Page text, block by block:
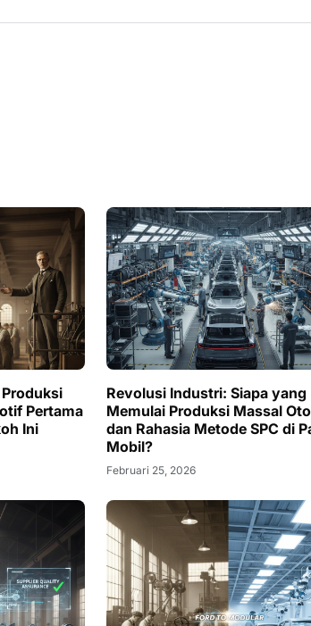
Pertama
Ini
Revolusi Industri: Siapa yang
Memulai Produksi Massal
dan Rahasia Metode SPC di
Mobil?
Februari 25, 2026